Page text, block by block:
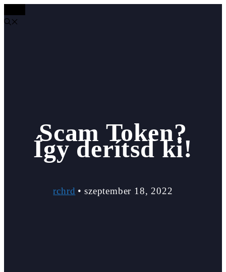
Scam Token?
Így derítsd ki!
rchrd • szeptember 18, 2022